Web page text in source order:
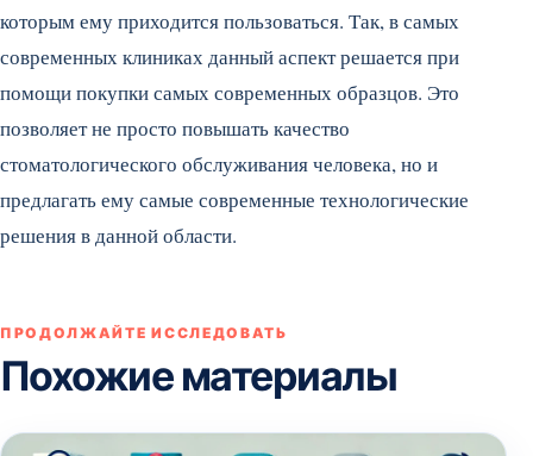
которым ему приходится пользоваться. Так, в самых
современных клиниках данный аспект решается при
помощи покупки самых современных образцов. Это
позволяет не просто повышать качество
стоматологического обслуживания человека, но и
предлагать ему самые современные технологические
решения в данной области.
ПРОДОЛЖАЙТЕ ИССЛЕДОВАТЬ
Похожие материалы